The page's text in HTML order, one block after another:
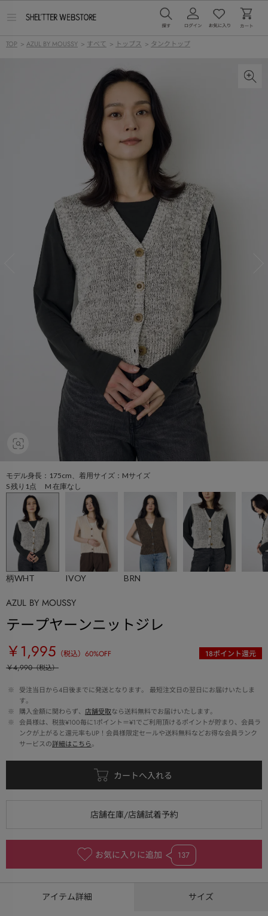
ー
TOP > AZUL BY MOUSSY > すべて > トップス > タンクトップ
モデル身長：175cm、着用サイズ：Mサイズ
S 残り1点 M 在庫なし
柄WHT IVOY BRN
AZUL BY MOUSSY
テープヤーンニットジレ
￥1,995 （税込） 60%OFF 18ポイント還元
￥4,990（税込）
※
受注当日から4日後までに発送となります。 最短注文日の翌日にお届けいたしま
す。
※
購入金額に関わらず、 店舗受取なら送料無料でお届けいたします。
※
会員様は、税抜¥100毎に1ポイント＝¥1でご利用頂けるポイントが貯まり、会員ラ
ンクが上がると還元率もUP！会員様限定セールや送料無料などお得な会員ランク
サービスの詳細はこちら。
お気に入りに追加 137
アイテム詳細 サイズ